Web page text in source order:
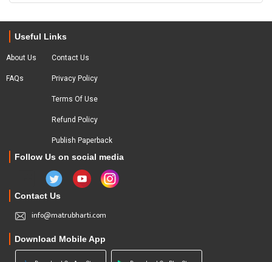
Useful Links
About Us
FAQs
Contact Us
Privacy Policy
Terms Of Use
Refund Policy
Publish Paperback
Follow Us on social media
Contact Us
info@matrubharti.com
Download Mobile App